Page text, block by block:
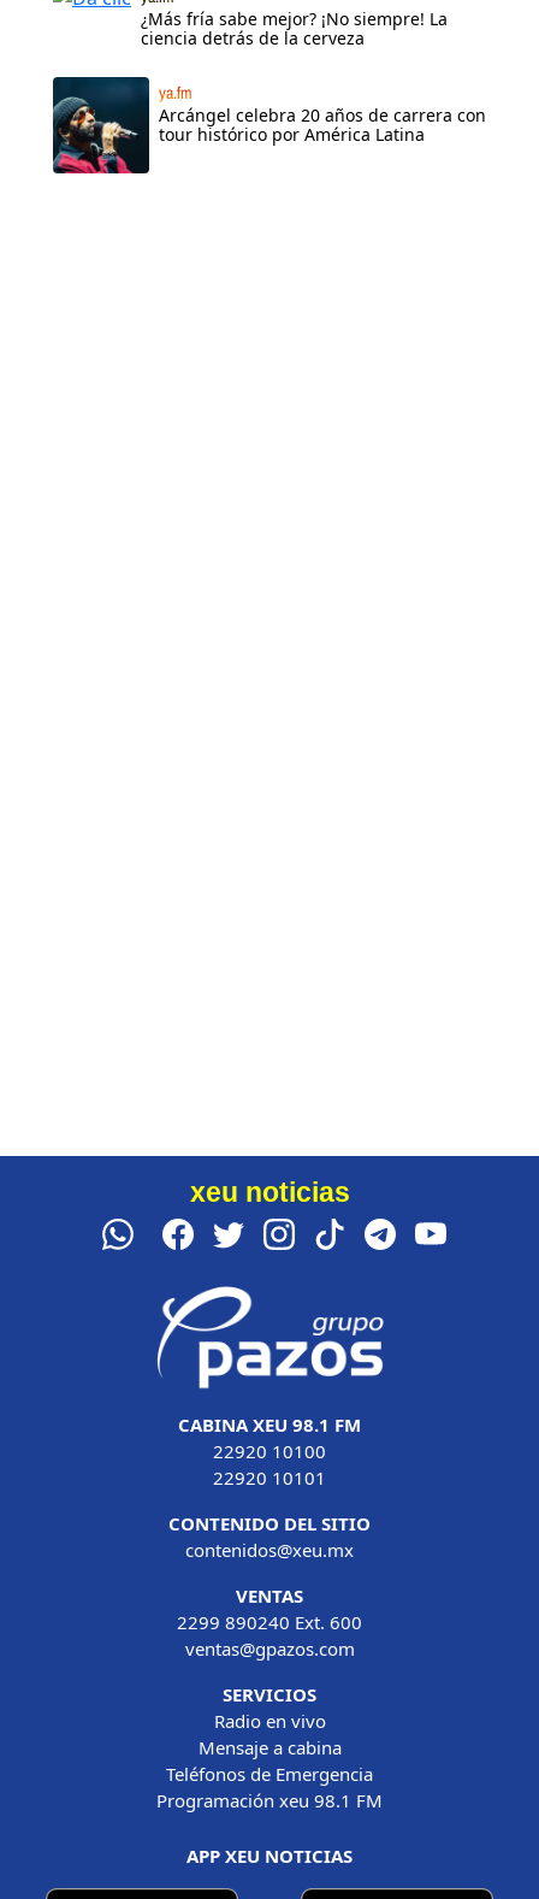
¿Más fría sabe mejor? ¡No siempre! La
ciencia detrás de la cerveza
ya.fm
Arcángel celebra 20 años de carrera con
tour histórico por América Latina
xeu noticias
CABINA XEU 98.1 FM
22920 10100
22920 10101
CONTENIDO DEL SITIO
contenidos@xeu.mx
VENTAS
2299 890240 Ext. 600
ventas@gpazos.com
SERVICIOS
Radio en vivo
Mensaje a cabina
Teléfonos de Emergencia
Programación xeu 98.1 FM
APP XEU NOTICIAS